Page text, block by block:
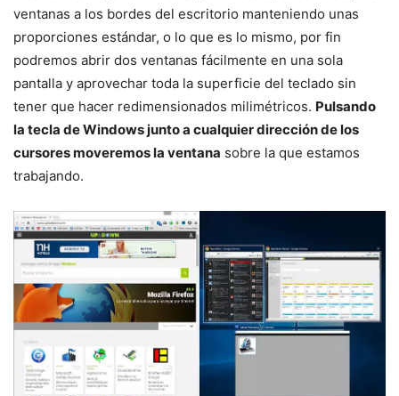
ventanas a los bordes del escritorio manteniendo unas
proporciones estándar, o lo que es lo mismo, por fin
podremos abrir dos ventanas fácilmente en una sola
pantalla y aprovechar toda la superficie del teclado sin
tener que hacer redimensionados milimétricos. Pulsando
la tecla de Windows junto a cualquier dirección de los
cursores moveremos la ventana sobre la que estamos
trabajando.